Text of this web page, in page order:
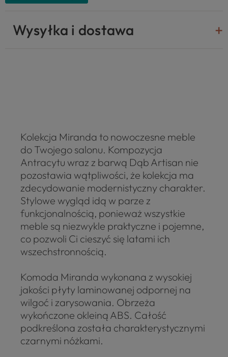
Wysyłka i dostawa
Kolekcja Miranda to nowoczesne meble
do Twojego salonu. Kompozycja
Antracytu wraz z barwą Dąb Artisan nie
pozostawia wątpliwości, że kolekcja ma
zdecydowanie modernistyczny charakter.
Stylowe wygląd idą w parze z
funkcjonalnością, ponieważ wszystkie
meble są niezwykle praktyczne i pojemne,
co pozwoli Ci cieszyć się latami ich
wszechstronnością.
Komoda Miranda wykonana z wysokiej
jakości płyty laminowanej odpornej na
wilgoć i zarysowania. Obrzeża
wykończone okleiną ABS. Całość
podkreślona została charakterystycznymi
czarnymi nóżkami.